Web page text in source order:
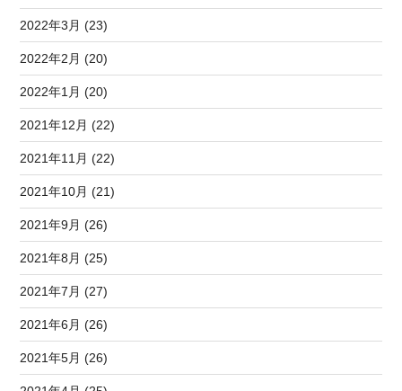
2022年3月 (23)
2022年2月 (20)
2022年1月 (20)
2021年12月 (22)
2021年11月 (22)
2021年10月 (21)
2021年9月 (26)
2021年8月 (25)
2021年7月 (27)
2021年6月 (26)
2021年5月 (26)